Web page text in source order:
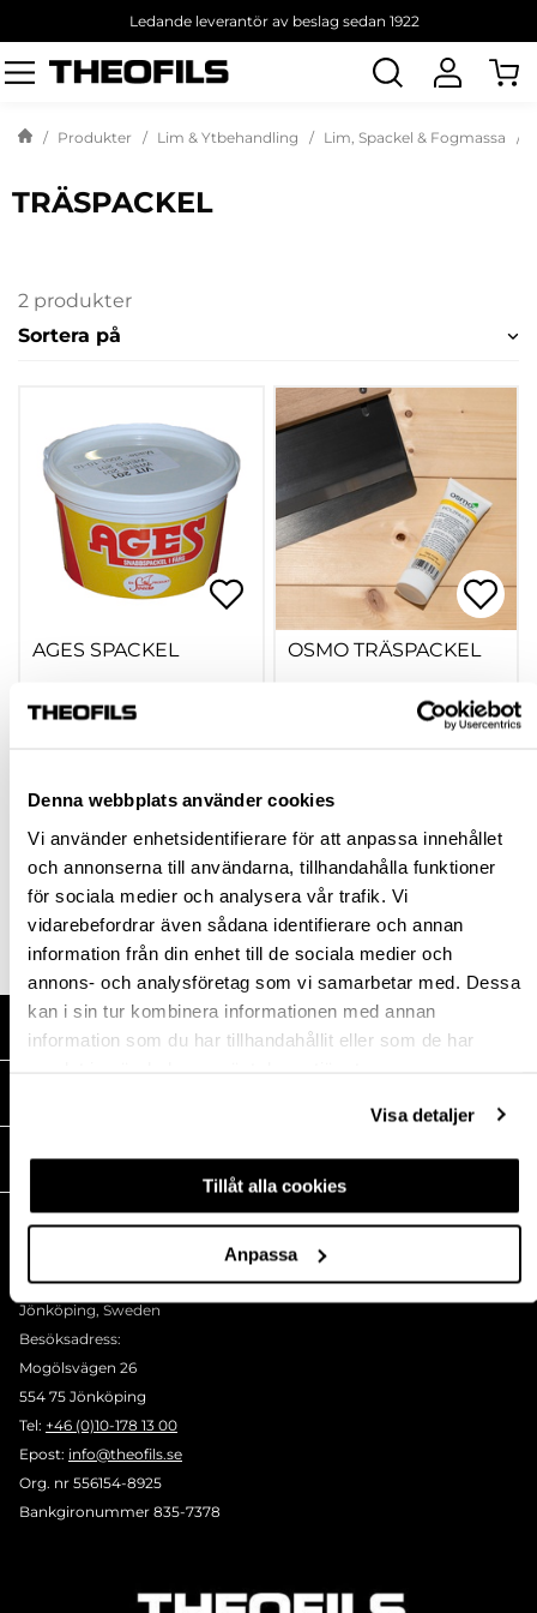
Denna webbplats använder cookies
Vi använder enhetsidentifierare för att anpassa innehållet
och annonserna till användarna, tillhandahålla funktioner
för sociala medier och analysera vår trafik. Vi
vidarebefordrar även sådana identifierare och annan
information från din enhet till de sociala medier och
annons- och analysföretag som vi samarbetar med. Dessa
kan i sin tur kombinera informationen med annan
information som du har tillhandahållit eller som de har
Visa detaljer
Tillåt alla cookies
Anpassa
Ledande leverantör av beslag sedan 1922
Sök
produkt
Produkter Lim & Ytbehandling Lim, Spackel & Fogmassa
TRÄSPACKEL
2 produkter
Sortera på
AGES SPACKEL
Finns fler varianter
Köp
OSMO TRÄSPACKEL
Finns fler varianter
Köp
THEOFILS
BOX 1009 551 11
Jönköping, Sweden
Besöksadress:
Mogölsvägen 26
554 75 Jönköping
Tel: +46 (0)10-178 13 00
Epost: info@theofils.se
Org. nr 556154-8925
Bankgironummer 835-7378